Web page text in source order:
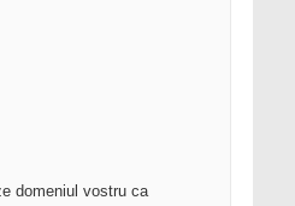
domeniul vostru ca